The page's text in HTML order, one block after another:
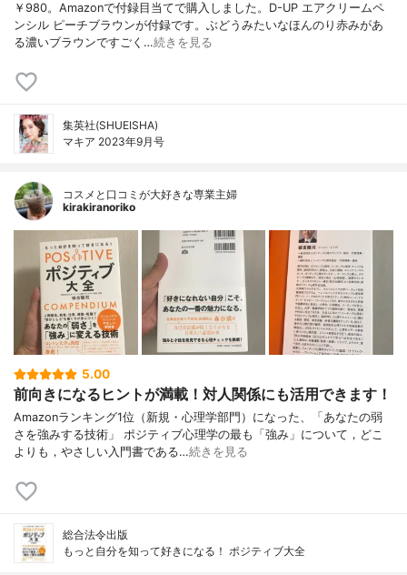
￥980。Amazonで付録目当てで購入しました。D-UP エアクリームペ
ンシル ピーチブラウンが付録です。ぶどうみたいなほんのり赤みがあ
る濃いブラウンですごく…続きを見る
集英社(SHUEISHA)
マキア 2023年9月号
コスメと口コミが大好きな専業主婦
kirakiranoriko
5.00
前向きになるヒントが満載！対人関係にも活用できます！
Amazonランキング1位（新規・心理学部門）になった、「あなたの弱
さを強みする技術」 ポジティブ心理学の最も「強み」について，どこ
よりも，やさしい入門書である…続きを見る
総合法令出版
もっと自分を知って好きになる！ ポジティブ大全